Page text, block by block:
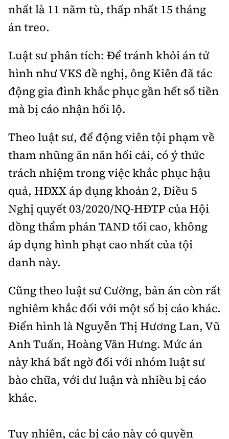
nhất là 11 năm tù, thấp nhất 15 tháng
án treo.
Luật sư phân tích: Để tránh khỏi án tử
hình như VKS đề nghị, ông Kiên đã tác
động gia đình khắc phục gần hết số tiền
mà bị cáo nhận hối lộ.
Theo luật sư, để động viên tội phạm về
tham nhũng ăn năn hối cải, có ý thức
trách nhiệm trong việc khắc phục hậu
quả, HĐXX áp dụng khoản 2, Điều 5
Nghị quyết 03/2020/NQ-HĐTP của Hội
đồng thẩm phán TAND tối cao, không
áp dụng hình phạt cao nhất của tội
danh này.
Cũng theo luật sư Cường, bản án còn rất
nghiêm khắc đối với một số bị cáo khác.
Điển hình là Nguyễn Thị Hương Lan, Vũ
Anh Tuấn, Hoàng Văn Hưng. Mức án
này khá bất ngờ đối với nhóm luật sư
bào chữa, với dư luận và nhiều bị cáo
khác.
Tuy nhiên, các bị cáo này có quyền